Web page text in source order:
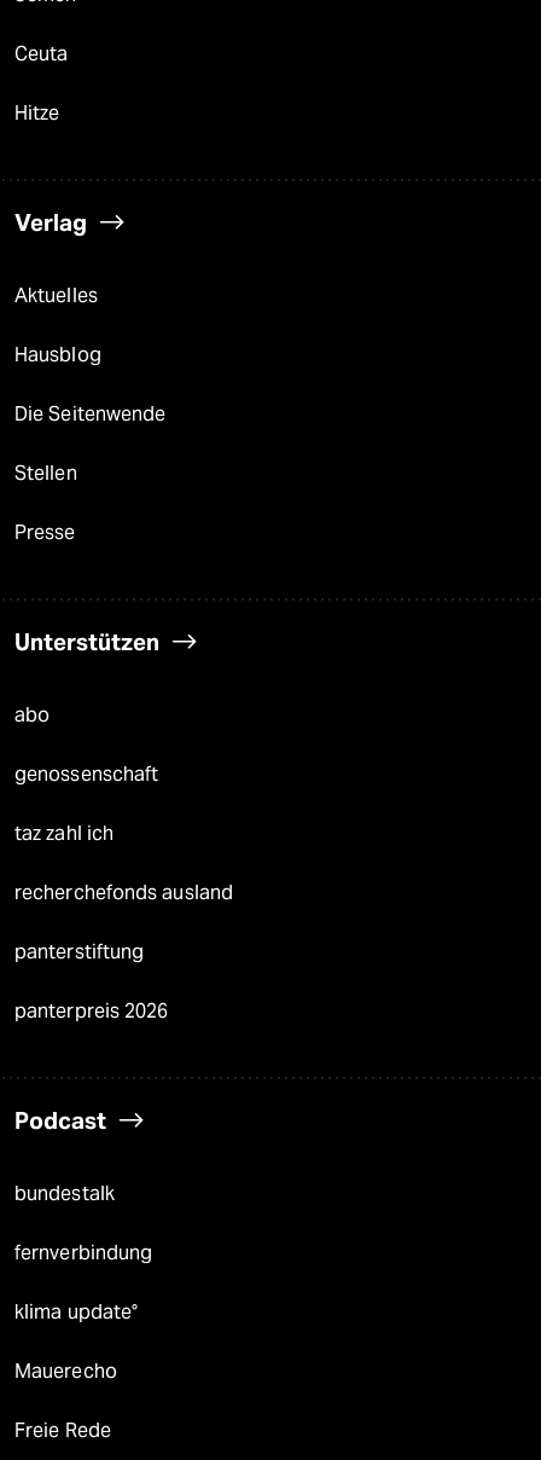
Ceuta
Hitze
Verlag
Aktuelles
Hausblog
Die Seitenwende
Stellen
Presse
Unterstützen
abo
genossenschaft
taz zahl ich
recherchefonds ausland
panterstiftung
panterpreis 2026
Podcast
bundestalk
fernverbindung
klima update°
Mauerecho
Freie Rede